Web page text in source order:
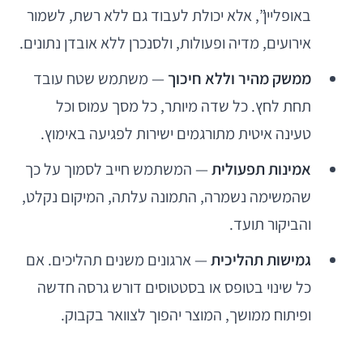
באופליין”, אלא יכולת לעבוד גם ללא רשת, לשמור
אירועים, מדיה ופעולות, ולסנכרן ללא אובדן נתונים.
ממשק מהיר וללא חיכוך — משתמש שטח עובד
תחת לחץ. כל שדה מיותר, כל מסך עמוס וכל
טעינה איטית מתורגמים ישירות לפגיעה באימוץ.
אמינות תפעולית— המשתמש חייב לסמוך על כך
שהמשימה נשמרה, התמונה עלתה, המיקום נקלט,
והביקור תועד.
גמישות תהליכית— ארגונים משנים תהליכים. אם
כל שינוי בטופס או בסטטוסים דורש גרסה חדשה
ופיתוח ממושך, המוצר יהפוך לצוואר בקבוק.